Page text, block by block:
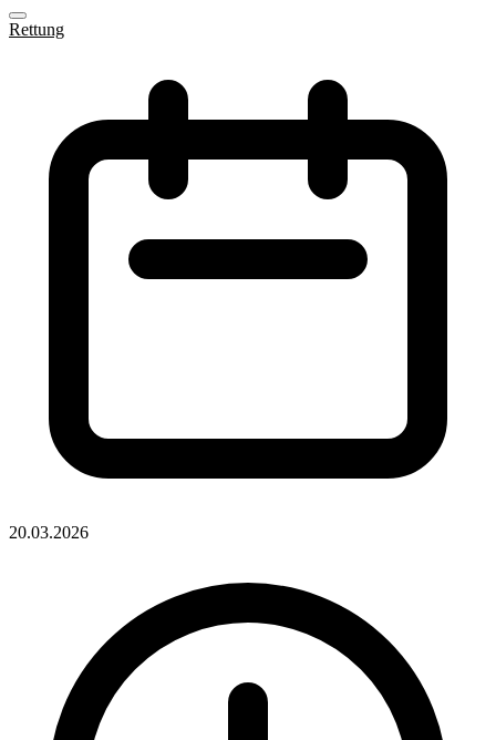
Rettung
20.03.2026